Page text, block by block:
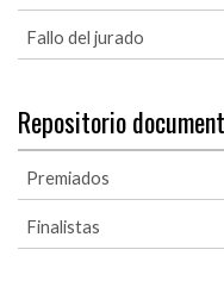
Fallo del jurado
Repositorio
Premiados
Finalistas